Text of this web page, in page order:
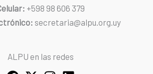
+598 98 606 379
secretaria@alpu.org.uy
ALPU en las redes